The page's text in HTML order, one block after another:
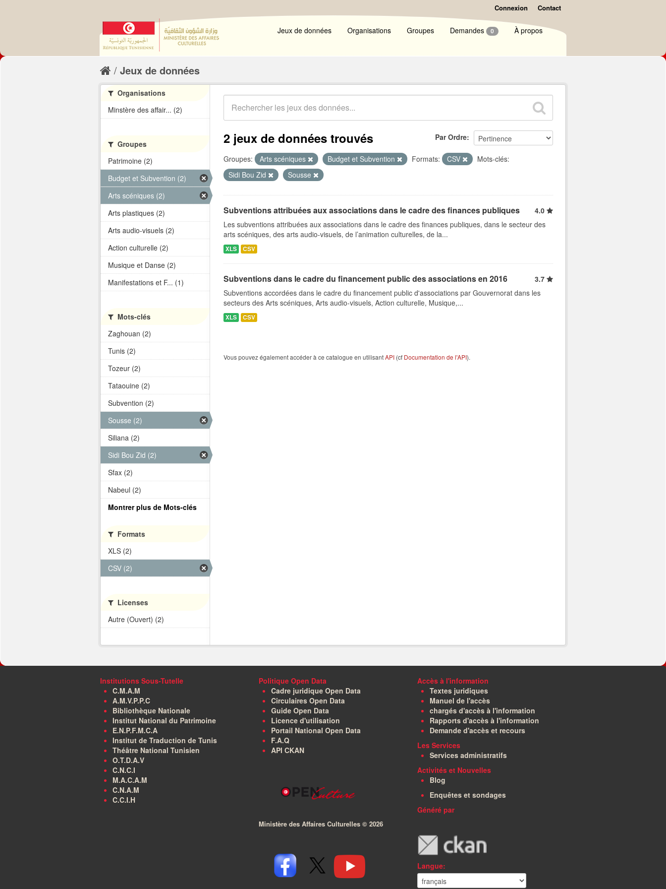
Connexion Contact
Jeux de données Organisations Groupes Demandes 0 À propos
Jeux de données
Par Ordre
2 jeux de données trouvés
Groupes: Arts scéniques Budget et Subvention Formats: CSV
Mots-clés:
Sidi Bou Zid
Sousse
Subventions attribuées aux associations dans le cadre des finances publiques
4.0
Les subventions attribuées aux associations dans le cadre des finances publiques, dans le secteur des
arts scéniques, des arts audio-visuels, de l’animation culturelles, de la...
XLS CSV
Subventions dans le cadre du financement public des associations en 2016
3.7
Subventions accordées dans le cadre du financement public d'associations par Gouvernorat dans les
secteurs des Arts scéniques, Arts audio-visuels, Action culturelle, Musique,...
XLS CSV
Vous pouvez également accéder à ce catalogue en utilisantAPI (cf Documentation de l'API).
Organisations
Minstère des affair... (2)
Groupes
Patrimoine (2)
Budget et Subvention (2)
Arts scéniques (2)
Arts plastiques (2)
Arts audio-visuels (2)
Action culturelle (2)
Musique et Danse (2)
Manifestations et F... (1)
Mots-clés
Zaghouan (2)
Tunis (2)
Tozeur (2)
Tataouine (2)
Subvention (2)
Sousse (2)
Siliana (2)
Sidi Bou Zid (2)
Sfax (2)
Nabeul (2)
Montrer plus de Mots-clés
Formats
XLS (2)
CSV (2)
Licenses
Autre (Ouvert) (2)
Institutions Sous-Tutelle
C.M.A.M
A.M.V.P.P.C
Bibliothèque Nationale
Institut National du Patrimoine
E.N.P.F.M.C.A
Institut de Traduction de Tunis
Théâtre National Tunisien
O.T.D.A.V
C.N.C.I
M.A.C.A.M
C.N.A.M
C.C.I.H
Politique Open Data
Cadre juridique Open Data
Circulaires Open Data
Guide Open Data
Licence d'utilisation
Portail National Open Data
F.A.Q
API CKAN
Ministère des Affaires Culturelles © 2026
Accès à l'information
Textes juridiques
Manuel de l'accès
chargés d'accès à l'information
Rapports d'accès à l'information
Demande d'accès et recours
Les Services
Services administratifs
Activités et Nouvelles
Blog
Enquêtes et sondages
Généré par
Langue